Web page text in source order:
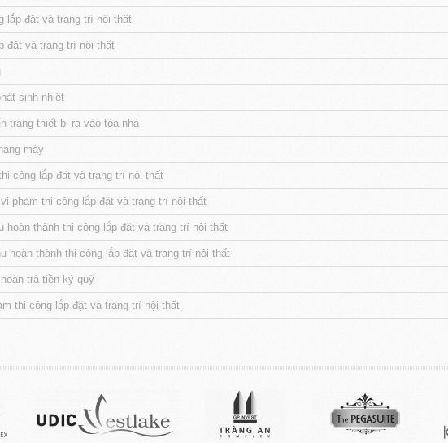
lắp đặt và trang trí nội thất
đặt và trang trí nội thất
sinh nhiệt
trang thiết bị ra vào tòa nhà
máy
công lắp đặt và trang trí nội thất
phạm thi công lắp đặt và trang trí nội thất
hoàn thành thi công lắp đặt và trang trí nội thất
hoàn thành thi công lắp đặt và trang trí nội thất
trả tiền ký quỹ
thi công lắp đặt và trang trí nội thất